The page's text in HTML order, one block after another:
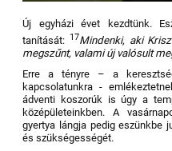
Új egyházi évet kezdtünk.
tanítását: 17Mindenki, aki
megszűnt, valami új valósult
Erre a tényre – a
kapcsolatunkra -
ádventi koszorúk is úgy a
középületeinkben. A
gyertya lángja pedig eszünkbe
és szükségességét.